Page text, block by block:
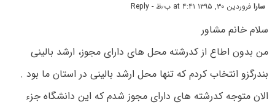
سارافروردین ۳۰, ۱۳۹۵ at ۴:۴۱ ب٫ظ - Reply
سلام خانم مشاور
من بدون اطاع از کدرشته محل های دارای مجوز، ارشد بالینی
بندرگزو انتخاب کردم که تنها محل ارشد بالینی در استان ما بود .
الان متوجه کدرشته های دارای مجوز شدم که این دانشگاه جزء